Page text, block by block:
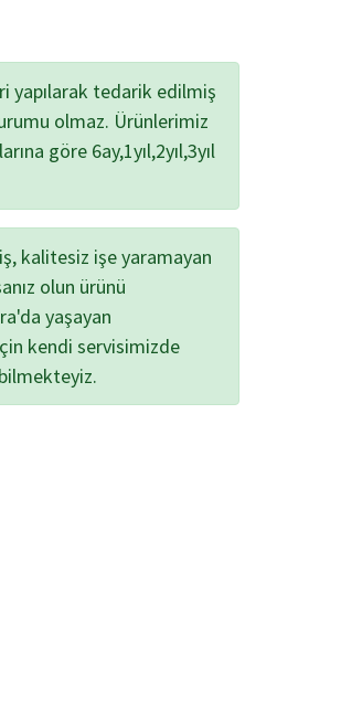
yapılarak tedarik edilmiş
olmaz. Ürünlerimiz
göre 6ay,1yıl,2yıl,3yıl
kalitesiz işe yaramayan
olun ürünü
yaşayan
kendi servisimizde